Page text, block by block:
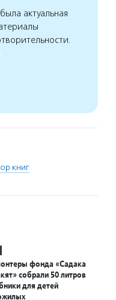
актуальная
книг
фонда «Садака
собрали 50 литров
для детей